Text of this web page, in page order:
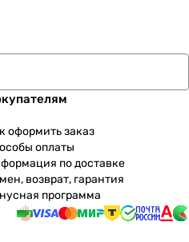
оформить заказ
оплаты
по доставке
возврат, гарантия
программа